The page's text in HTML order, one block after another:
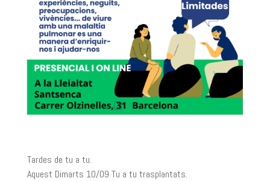
Tardes de tu a tu.
Aquest Dimarts 10/09 Tu a tu trasplantats.